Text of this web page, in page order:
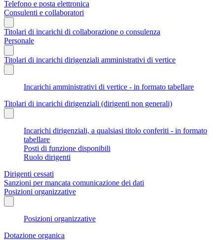
Telefono e posta elettronica
Consulenti e collaboratori
Titolari di incarichi di collaborazione o consulenza
Personale
Titolari di incarichi dirigenziali amministrativi di vertice
Incarichi amministrativi di vertice - in formato tabellare
Titolari di incarichi dirigenziali (dirigenti non generali)
Incarichi dirigenziali, a qualsiasi titolo conferiti - in formato
tabellare
Posti di funzione disponibili
Ruolo dirigenti
Dirigenti cessati
Sanzioni per mancata comunicazione dei dati
Posizioni organizzative
Posizioni organizzative
Dotazione organica